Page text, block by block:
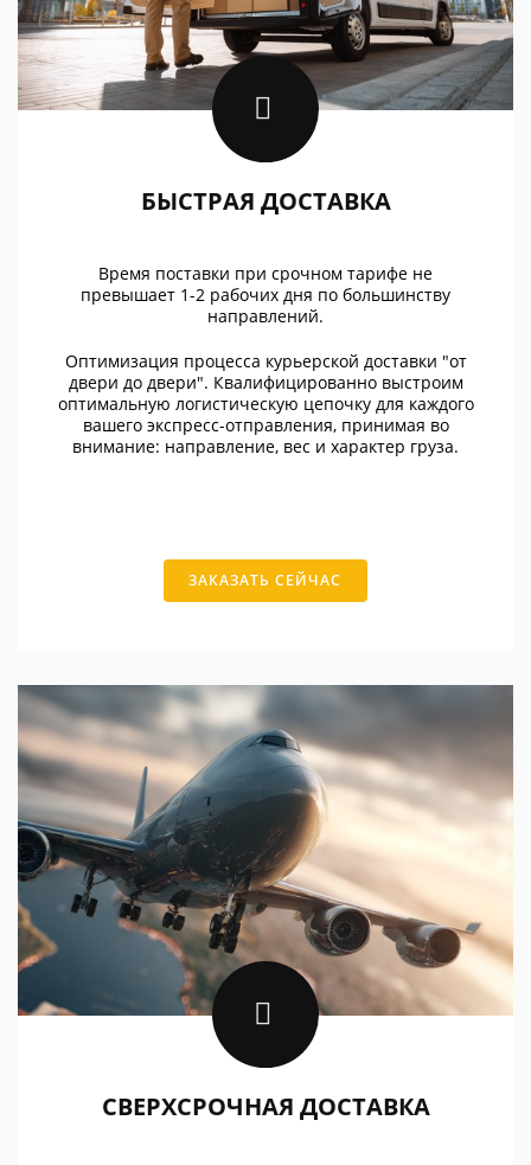
БЫСТРАЯ ДОСТАВКА
Время поставки при срочном тарифе не
превышает 1-2 рабочих дня по большинству
направлений.
Оптимизация процесса курьерской доставки "от
двери до двери". Квалифицированно выстроим
оптимальную логистическую цепочку для каждого
вашего экспресс-отправления, принимая во
внимание: направление, вес и характер груза.
ЗАКАЗАТЬ СЕЙЧАС
СВЕРХСРОЧНАЯ ДОСТАВКА